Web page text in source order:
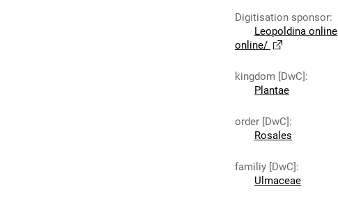
Digitisation sponsor:
Leopoldina online
online/
kingdom [DwC]:
Plantae
order [DwC]:
Rosales
familiy [DwC]:
Ulmaceae